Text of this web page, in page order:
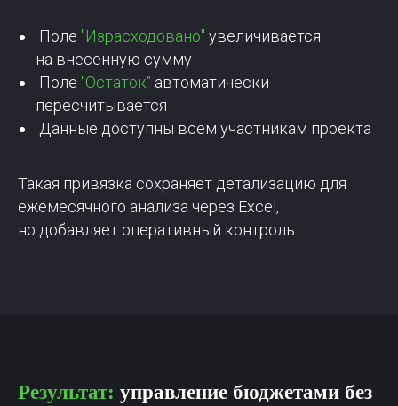
Поле "Израсходовано" увеличивается
на внесенную сумму
Поле "Остаток" автоматически
пересчитывается
Данные доступны всем участникам проекта
Такая привязка сохраняет детализацию для
ежемесячного анализа через Excel,
но добавляет оперативный контроль.
Результат: управление бюджетами без